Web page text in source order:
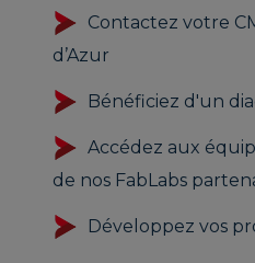
Contactez votre
d’Azur
Bénéficiez d'un
Accédez aux
de nos FabLabs
Développez vos